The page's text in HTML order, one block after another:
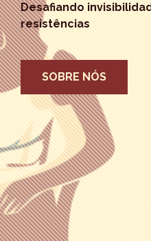
Desafiando
resistências
SOBRE NÓS